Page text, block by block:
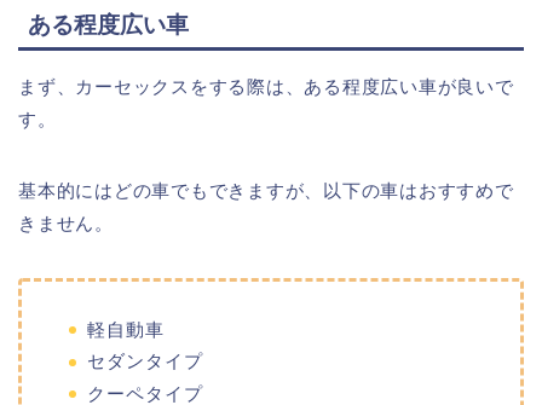
ある程度広い車
まず、カーセックスをする際は、ある程度広い車が良いで
す。
基本的にはどの車でもできますが、以下の車はおすすめで
きません。
軽自動車
セダンタイプ
クーペタイプ